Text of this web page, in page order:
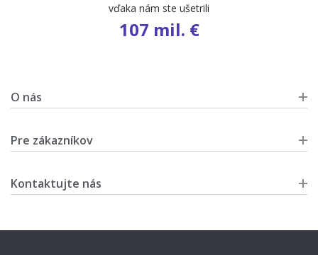
vďaka nám ste ušetrili
107 mil. €
O nás
Pre zákazníkov
Kontaktujte nás